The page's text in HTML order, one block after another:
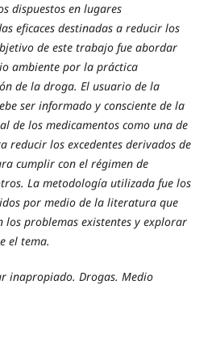
dispuestos en lugares
eficaces destinadas a reducir los
de este trabajo fue abordar
ambiente por la práctica
de la droga. El usuario de la
ser informado y consciente de la
de los medicamentos como una de
reducir los excedentes derivados de
cumplir con el régimen de
La metodología utilizada fue los
por medio de la literatura que
problemas existentes y explorar
el tema.
inapropiado. Drogas. Medio